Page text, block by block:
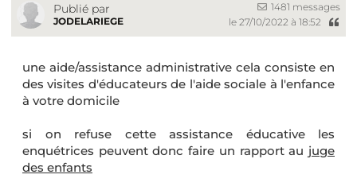
Publié par
JODELARIEGE
1481 messages
le 27/10/2022 à 18:52
une aide/assistance administrative cela consiste en
des visites d'éducateurs de l'aide sociale à l'enfance
à votre domicile
si on refuse cette assistance éducative les
enquétrices peuvent donc faire un rapport au juge
des enfants